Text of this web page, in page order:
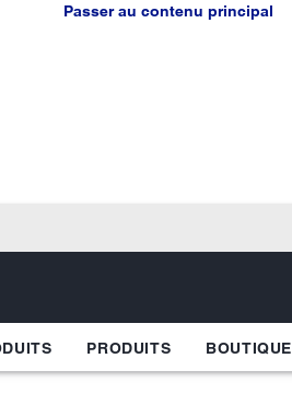
Passer au contenu principal
PRODUITS BOUTIQUE